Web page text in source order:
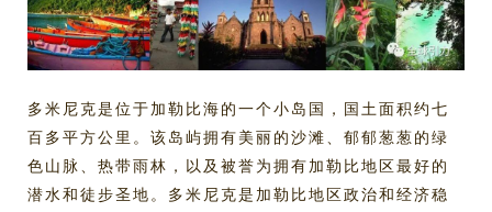
多米尼克是位于加勒比海的一个小岛国，国土面积约七
百多平方公里。该岛屿拥有美丽的沙滩、郁郁葱葱的绿
色山脉、热带雨林，以及被誉为拥有加勒比地区最好的
潜水和徒步圣地。多米尼克是加勒比地区政治和经济稳